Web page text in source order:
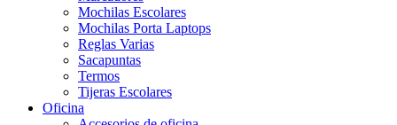
Mochilas Escolares
Mochilas Porta Laptops
Reglas Varias
Sacapuntas
Termos
Tijeras Escolares
Oficina